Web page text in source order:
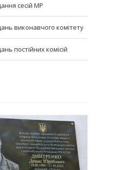
сесій МР
виконавчого комітету
постійних комісій